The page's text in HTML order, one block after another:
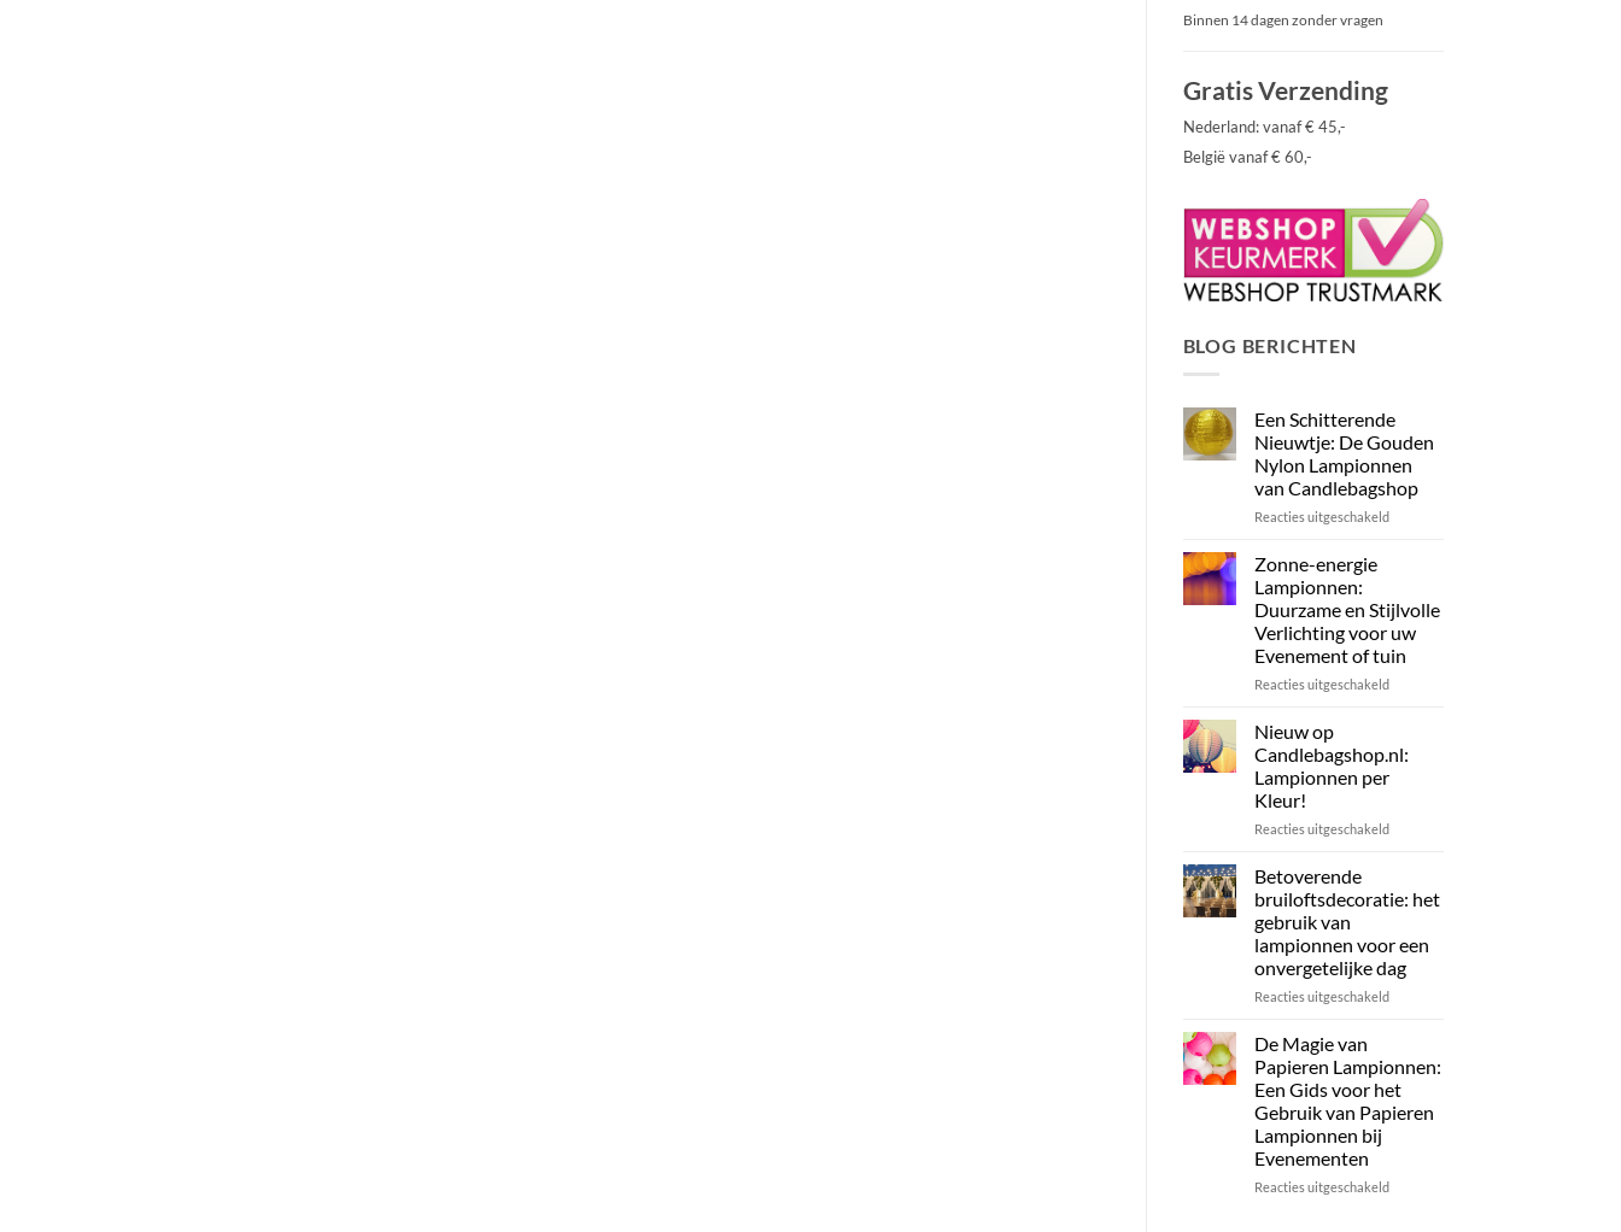
Binnen 14 dagen zonder vragen
Gratis Verzending
Nederland: vanaf € 45,-
België vanaf € 60,-
BLOG BERICHTEN
Een Schitterende
Nieuwtje: De Gouden
Nylon Lampionnen
van Candlebagshop
Reacties uitgeschakeldvoor
Gouden
Nylon
Lampionnen
van
Zonne-energie
Lampionnen:
Duurzame en Stijlvolle
Verlichting voor uw
Evenement of tuin
Reacties uitgeschakeldvoor
Duurzame
Verlichting
of
Nieuw op
Candlebagshop.nl:
Lampionnen per
Kleur!
Reacties uitgeschakeldvoor
Lampionnen
Kleur!
Betoverende
bruiloftsdecoratie: het
gebruik van
lampionnen voor een
onvergetelijke dag
Reacties uitgeschakeldvoor
gebruik
van
lampionnen
onvergetelijke
De Magie van
Papieren Lampionnen:
Een Gids voor het
Gebruik van Papieren
Lampionnen bij
Evenementen
Reacties uitgeschakeldvoor